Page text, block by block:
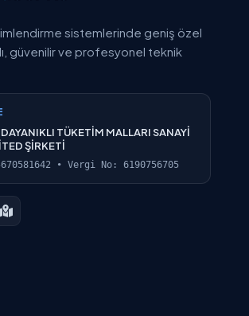
sistemlerinde geniş özel
güvenilir ve profesyonel teknik
TÜKETİM MALLARI SANAYİ
ŞİRKETİ
• Vergi No: 6190756705